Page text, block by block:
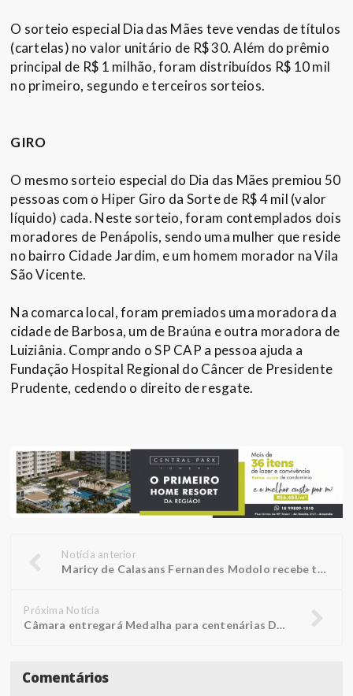
O sorteio especial Dia das Mães teve vendas de títulos
(cartelas) no valor unitário de R$ 30. Além do prêmio
principal de R$ 1 milhão, foram distribuídos R$ 10 mil
no primeiro, segundo e terceiros sorteios.
GIRO
O mesmo sorteio especial do Dia das Mães premiou 50
pessoas com o Hiper Giro da Sorte de R$ 4 mil (valor
líquido) cada. Neste sorteio, foram contemplados dois
moradores de Penápolis, sendo uma mulher que reside
no bairro Cidade Jardim, e um homem morador na Vila
São Vicente.
Na comarca local, foram premiados uma moradora da
cidade de Barbosa, um de Braúna e outra moradora de
Luiziânia. Comprando o SP CAP a pessoa ajuda a
Fundação Hospital Regional do Câncer de Presidente
Prudente, cedendo o direito de resgate.
Notícia anterior
Maricy de Calasans Fernandes Modolo recebe título de ‘Mãe do Ano’
Próxima Notícia
Câmara entregará Medalha para centenárias Doralice e Rosália
Comentários